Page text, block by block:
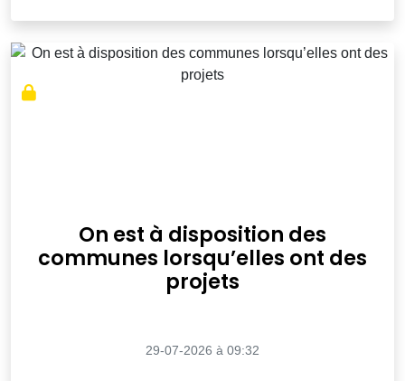
On est à disposition des
communes lorsqu’elles ont des
projets
29-07-2026 à 09:32